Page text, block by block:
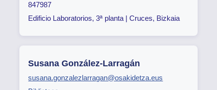
847987
Edificio Laboratorios, 3ª planta | Cruces, Bizkaia
Susana González-Larragán
susana.gonzalezlarragan@osakidetza.eus